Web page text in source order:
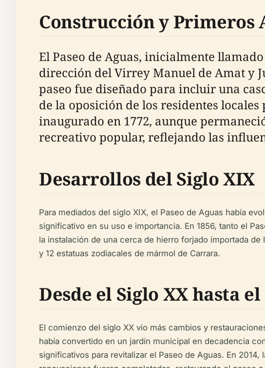
Construcción y Primeros
El Paseo de Aguas, inicialmente
dirección del Virrey Manuel de Amat y
paseo fue diseñado para incluir una
de la oposición de los residentes
inaugurado en 1772, aunque
recreativo popular, reflejando las
Desarrollos del Siglo XIX
Para mediados del siglo XIX, el Paseo de Aguas había
significativo en su uso e importancia. En 1856, tanto el
la instalación de una cerca de hierro forjado importada
y 12 estatuas zodiacales de mármol de Carrara.
Desde el Siglo XX hasta
El comienzo del siglo XX vio más cambios y
había convertido en un jardín municipal en decadencia
significativos para revitalizar el Paseo de Aguas. En